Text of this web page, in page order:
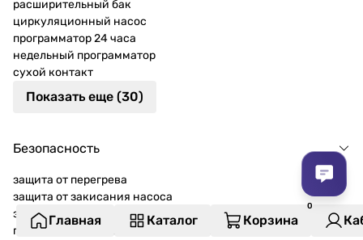
расширительный бак
циркуляционный насос
программатор 24 часа
недельный программатор
сухой контакт
Показать еще (30)
Безопасность
защита от перегрева
защита от закисания насоса
защита от замерзания
предохранительно-сбросной клапан
Главная Каталог Корзина